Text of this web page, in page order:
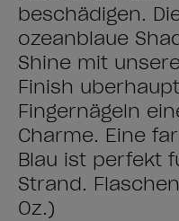
beschädigen.
ozeanblaue
Shine mit
Finish
Fingernägeln
Charme. Eine
Blau ist perfekt
Strand.
Oz.)